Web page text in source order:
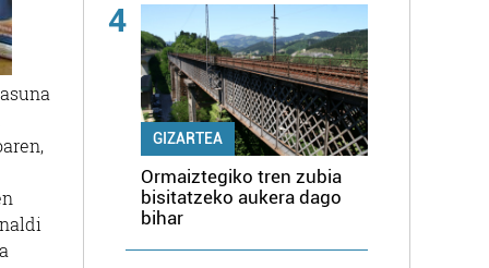
4
GIZARTEA
Ormaiztegiko tren zubia
bisitatzeko aukera dago
bihar